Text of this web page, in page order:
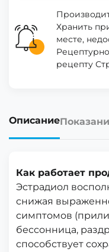
Хранить
месте,
рецепту
Описание
Как работает
Эстрадиол
снижая
симптомов
бессонница,
способствует